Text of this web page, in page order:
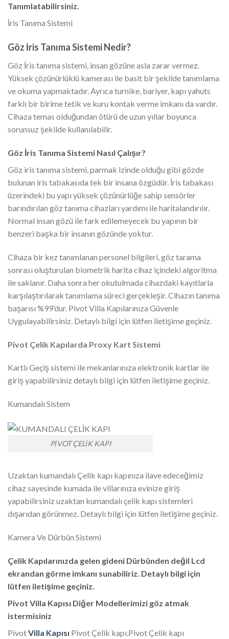
Tanımlatabilirsiniz.
İris Tanıma Sistemi
Göz İris Tanıma Sistemi Nedir?
Göz İris tanıma sistemi, insan gözüne asla zarar vermez.
Yüksek çözünürlüklü kamerası ile basit bir şekilde tanımlama
ve okuma yapmaktadır. Ayrıca turnike, bariyer, kapı yahuts
farklı bir birime tetik ve kuru kontak verme imkanı da vardır.
Cihaza temas olduğundan ötürü de uzun yıllar boyunca
sorunsuz şekilde kullanılabilir.
Göz İris Tanıma Sistemi Nasıl Çalışır?
Göz iris tanıma sistemi, parmak izinde olduğu gibi gözde
bulunan iris tabakasıda tek bir insana özgüdür. İris tabakası
üzerindeki bu yapı yüksek çözünürlüğe sahip sensörler
barındırılan göz tanıma cihazları yardımı ile haritalandırılır.
Normal insan gözü ile fark edilemeyecek bu yapının bir
benzeri başka bir insanın gözünde yoktur.
Cihaza bir kez tanımlanan personel bilgileri, göz tarama
sonrası oluşturulan biometrik harita cihaz içindeki algoritma
ile saklanır. Daha sonra her okutulmada cihazdaki kayıtlarla
karşılaştırılarak tanımlama süreci gerçekleşir. Cihazın tanıma
başarısı %99’dur. Pivot Villa Kapılarınıza Güvenle
Uygulayabilirsiniz. Detaylı bilgi için lütfen iletişime geçiniz.
Pivot Çelik Kapılarda Proxy Kart Sistemi
Kartlı Geçiş sistemi ile mekanlarınıza elektronik kartlar ile
giriş yapabilirsiniz detaylı bilgi için lütfen iletişime geçiniz.
Kumandalı Sistem
PİVOT ÇELİK KAPI
Uzaktan kumandalı Çelik kapı kapınıza ilave edeceğimiz
cihaz sayesinde kumada ile villarınıza evinize giriş
yapabilirsiniz uzaktan kumandalı çelik kapı sistemleri
dışarıdan görünmez. Detaylı bilgi için lütfen iletişime geçiniz.
Kamera Ve Dürbün Sistemi
Çelik Kapılarınızda gelen gideni Dürbünden değil Lcd
ekrandan görme imkanı sunabiliriz. Detaylı bilgi için
lütfen iletişime geçiniz.
Pivot Villa Kapısı Diğer Modellerimizi göz atmak
istermisiniz
PivotVilla Kapısı Pivot Çelik kapı,Pivot Çelik kapı